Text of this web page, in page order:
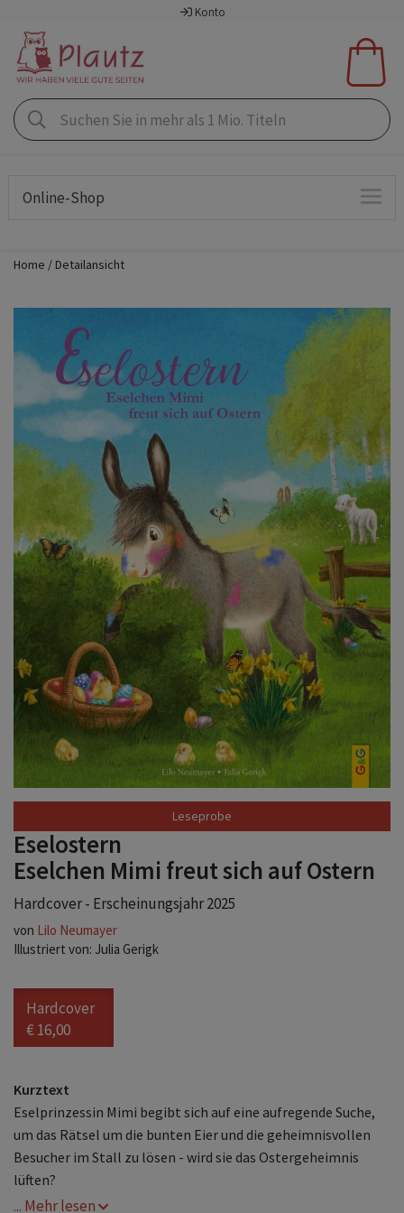
Konto
Online-Shop
Home Detailansicht
Leseprobe
Eselostern
Eselchen Mimi freut sich auf Ostern
Hardcover - Erscheinungsjahr 2025
von Lilo Neumayer
Illustriert von: Julia Gerigk
Hardcover
€ 16,00
Kurztext
Eselprinzessin Mimi begibt sich auf eine aufregende Suche,
um das Rätsel um die bunten Eier und die geheimnisvollen
Besucher im Stall zu lösen - wird sie das Ostergeheimnis
lüften?
... Mehr lesen